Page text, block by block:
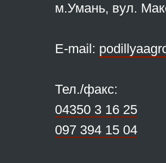
м.Умань, вул.
Е-mail:
Тел./факс:
04350 3 16 25
097 394 15 04